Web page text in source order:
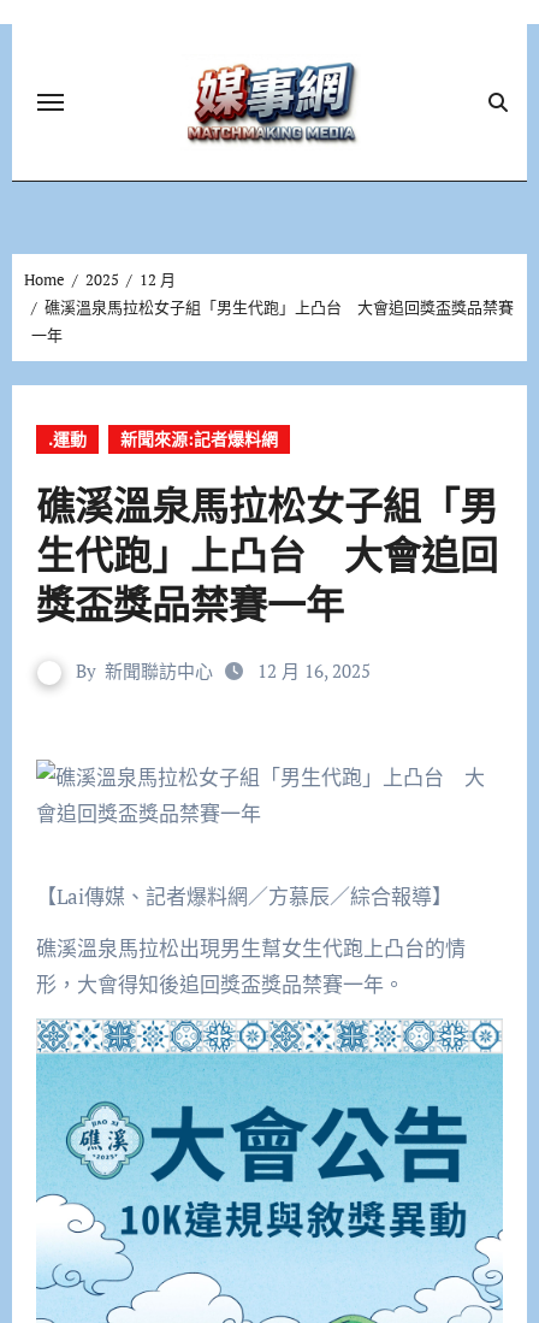
Home 2025
12 月
礁溪溫泉馬拉松女子組「男生代跑」上凸台 大會追回獎盃獎品禁賽
一年
.運動 新聞來源:記者爆料網
礁溪溫泉馬拉松女子組「男
生代跑」上凸台 大會追回
獎盃獎品禁賽一年
By 新聞聯訪中心 12 月 16, 2025
【Lai傳媒、記者爆料網／方慕辰／綜合報導】
礁溪溫泉馬拉松出現男生幫女生代跑上凸台的情
形，大會得知後追回獎盃獎品禁賽一年。